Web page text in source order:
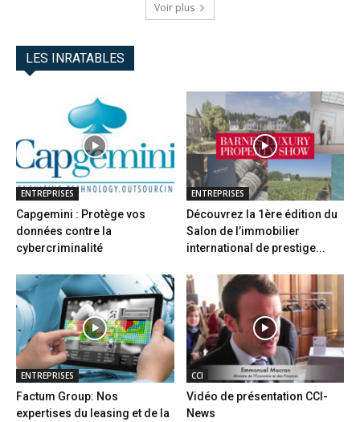
Voir plus
LES INRATABLES
ENTREPRISES
Capgemini : Protège vos
données contre la
cybercriminalité
ENTREPRISES
Découvrez la 1ère édition du
Salon de l’immobilier
international de prestige...
ENTREPRISES
Factum Group: Nos
expertises du leasing et de la
CCI
Vidéo de présentation CCI-
News